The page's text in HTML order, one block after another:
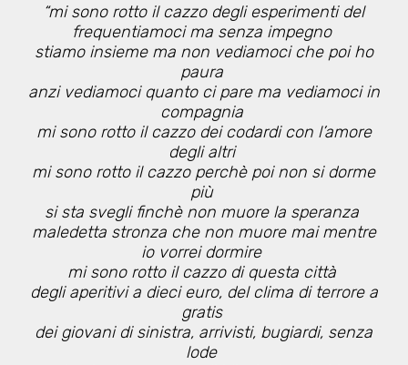
“mi sono rotto il cazzo degli esperimenti del
frequentiamoci ma senza impegno
stiamo insieme ma non vediamoci che poi ho
paura
anzi vediamoci quanto ci pare ma vediamoci in
compagnia
mi sono rotto il cazzo dei codardi con l’amore
degli altri
mi sono rotto il cazzo perchè poi non si dorme
più
si sta svegli finchè non muore la speranza
maledetta stronza che non muore mai mentre
io vorrei dormire
mi sono rotto il cazzo di questa città
degli aperitivi a dieci euro, del clima di terrore a
gratis
dei giovani di sinistra, arrivisti, bugiardi, senza
lode